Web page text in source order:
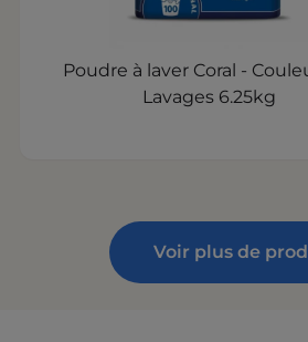
Poudre à laver Coral -
Lavages 6.25kg
Voir plus de